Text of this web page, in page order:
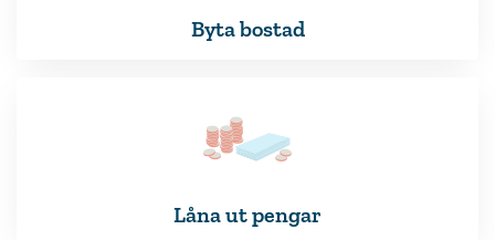
Byta bostad
Låna ut pengar